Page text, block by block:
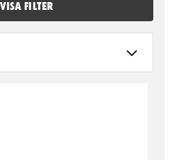
VISA FILTER